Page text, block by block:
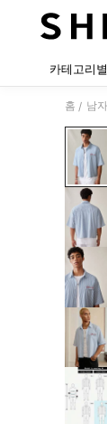
카테고리
홈 / 남